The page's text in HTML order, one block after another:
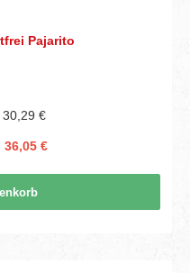
Pajarito
30,29 €
€